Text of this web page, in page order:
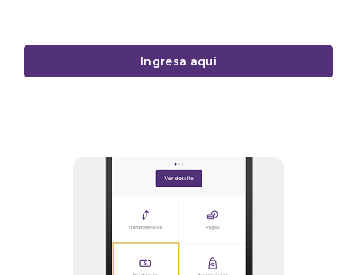
Ingresa aquí